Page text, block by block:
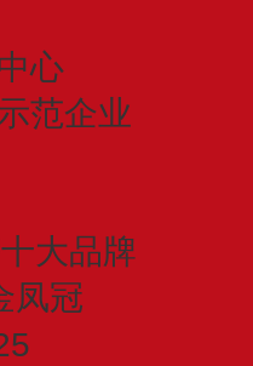
心
范企业
大品牌
凤冠